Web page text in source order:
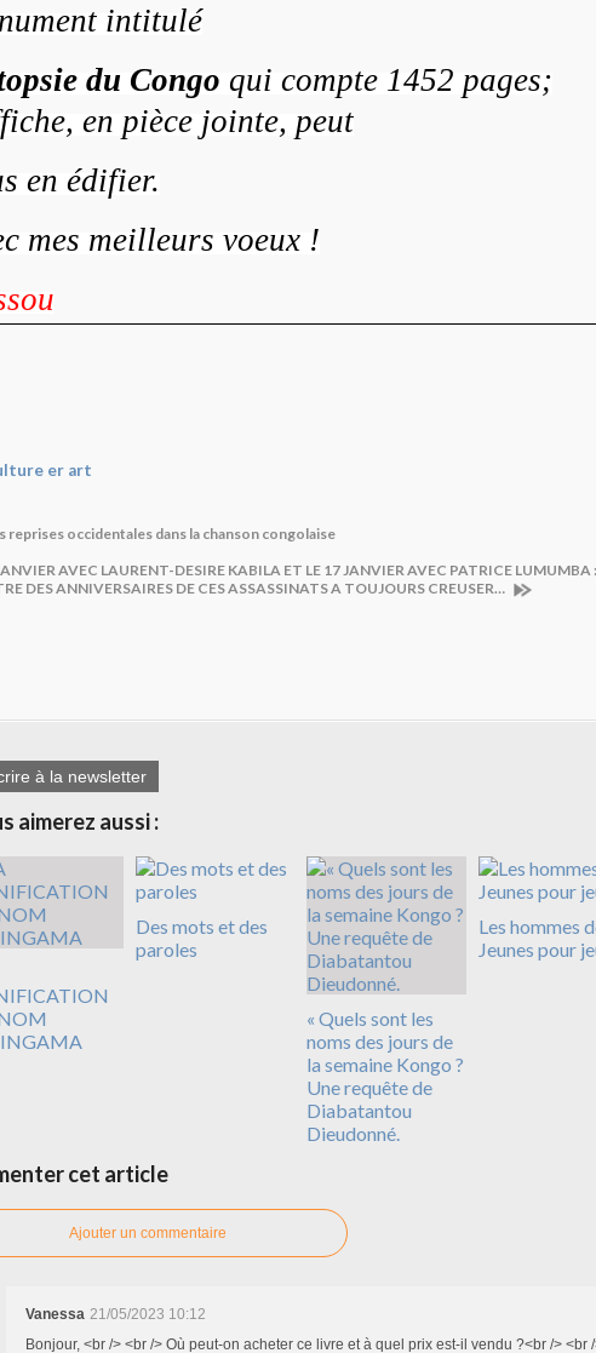
intitulé
du Congo qui compte 1452 pages;
en pièce jointe, peut
en édifier.
mes meilleurs voeux !
er art
reprises occidentales dans la chanson congolaise
AVEC LAURENT-DESIRE KABILA ET LE 17 JANVIER AVEC PATRICE LUMUMBA
DES ANNIVERSAIRES DE CES ASSASSINATS A TOUJOURS CREUSER…
à la newsletter
aimerez aussi :
Des mots et des
paroles
« Quels sont les
noms des jours de
la semaine Kongo ?
Une requête de
Diabatantou
Dieudonné.
Les hommes
Jeunes pour
cet article
Ajouter un commentaire
Vanessa 21/05/2023 10:12
Bonjour, <br /> <br /> Où peut-on acheter ce livre et à quel prix est-il vendu ?<br /> <br